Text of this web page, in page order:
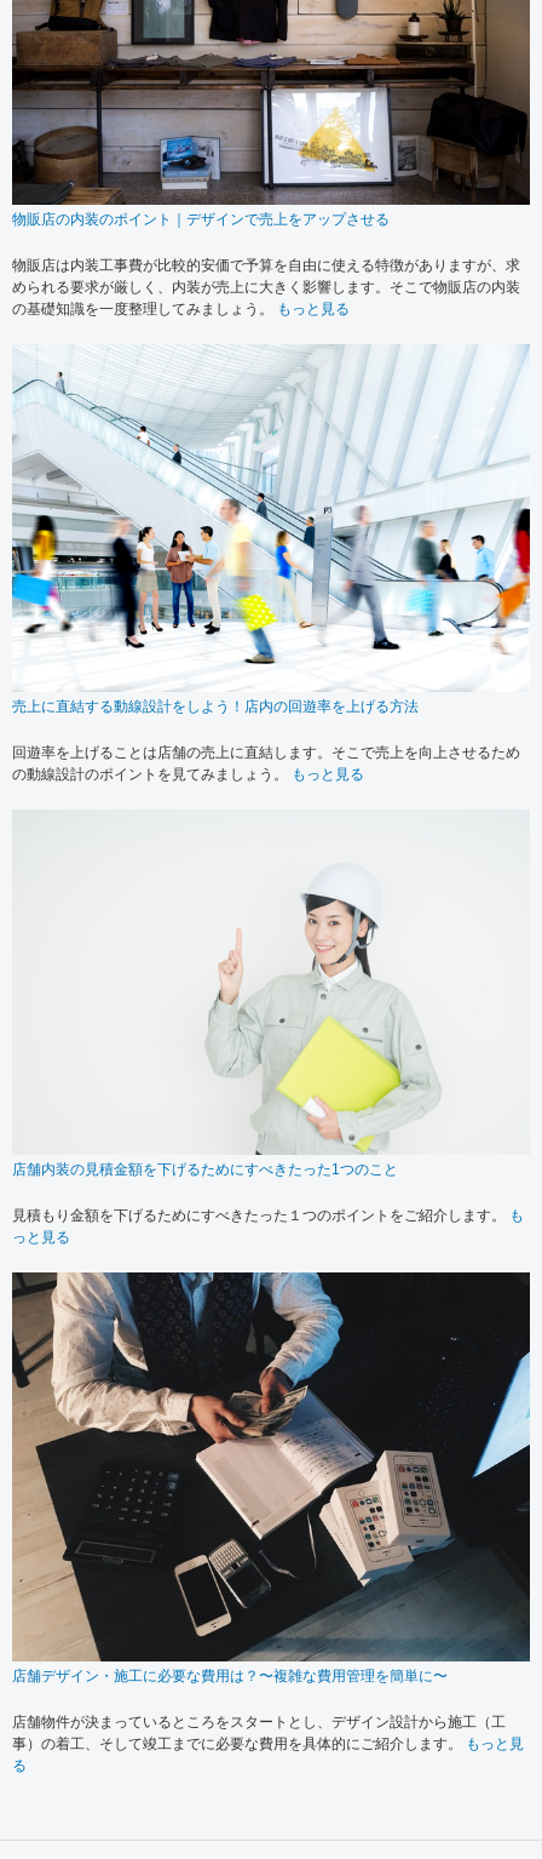
物販店の内装のポイント｜デザインで売上をアップさせる
物販店は内装工事費が比較的安価で予算を自由に使える特徴がありますが、求
められる要求が厳しく、内装が売上に大きく影響します。そこで物販店の内装
の基礎知識を一度整理してみましょう。
もっと見る
売上に直結する動線設計をしよう！店内の回遊率を上げる方法
回遊率を上げることは店舗の売上に直結します。そこで売上を向上させるため
の動線設計のポイントを見てみましょう。
もっと見る
店舗内装の見積金額を下げるためにすべきたった1つのこと
見積もり金額を下げるためにすべきたった１つのポイントをご紹介します。
も
っと見る
店舗デザイン・施工に必要な費用は？〜複雑な費用管理を簡単に〜
店舗物件が決まっているところをスタートとし、デザイン設計から施工（工
事）の着工、そして竣工までに必要な費用を具体的にご紹介します。
もっと見
る